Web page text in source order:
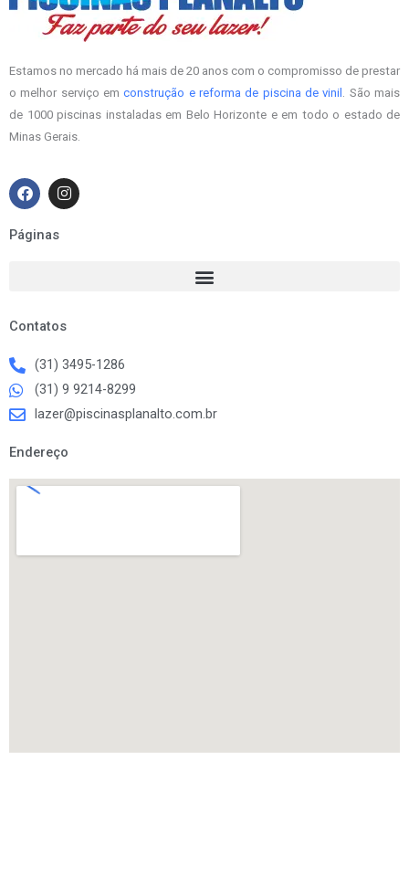
Estamos no mercado há mais de 20 anos com o compromisso de prestar
o melhor serviço emconstrução e reforma de piscina de vinil . São mais
de 1000 piscinas instaladas em Belo Horizonte e em todo o estado de
Minas Gerais.
F
a
c
e
b
I
n
s
Páginas
Contatos
(31) 3495-1286
(31) 9 9214-8299
lazer@piscinasplanalto.com.br
Endereço